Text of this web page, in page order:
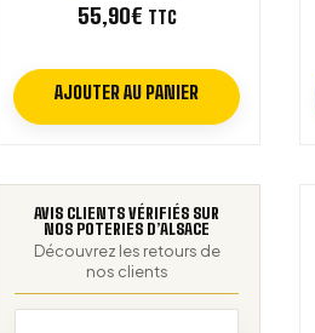
55,90€ TTC
AJOUTER AU PANIER
AVIS CLIENTS VÉRIFIÉS SUR
NOS POTERIES D’ALSACE
Découvrez les retours de
nos clients